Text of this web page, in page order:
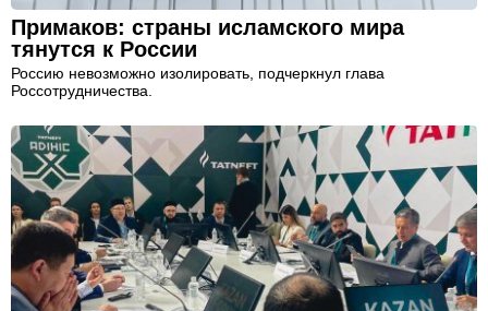
Примаков: страны исламского мира
тянутся к России
Россию невозможно изолировать, подчеркнул глава
Россотрудничества.